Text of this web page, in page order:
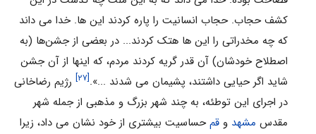
کشف حجاب. حجاب انسانیت را پاره کردند این ها. خدا می داند
که چه مخدراتی را این ها هتک کردند... در بعضی از جشن‌ها (به
اصطلاح خودشان) آن قدر گریه کردند مردم، که اینها از آن جشن
شاید اگر حیایی داشتند، پشیمان می شدند ...».[۲۷]
رژیم رضاخانی
در اجرای این توطئه، به چند شهر بزرگ و مذهبی از جمله شهر
مقدس مشهد و قمحساسیت بیشتری از خود نشان می داد، زیرا